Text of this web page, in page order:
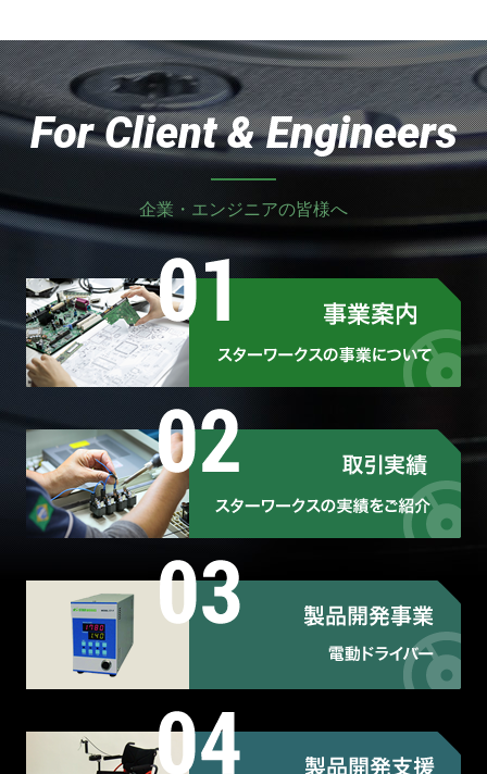
For Client & Engineers
企業・エンジニアの皆様へ